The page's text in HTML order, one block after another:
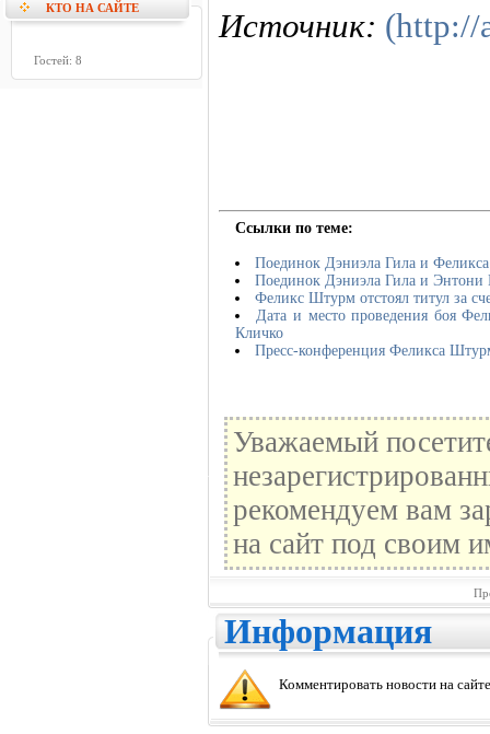
КТО НА САЙТЕ
Гостей: 8
Источник: (http://
Ссылки по теме:
Поединок Дэниэла Гила и
Поединок Дэниэла Гила и Энтони
Феликс Штурм отстоял титул за
Дата и место проведения боя
Кличко
Пресс-конференция Феликса
Уважаемый
рекомендуем вам
на сайт под своим
Информация
Комментировать новости на